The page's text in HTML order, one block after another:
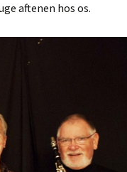
aftenen hos os.